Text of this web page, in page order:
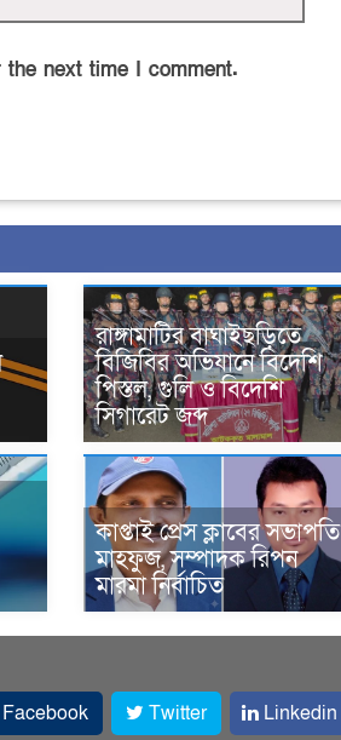
next time I comment.
রাঙ্গামাটির বাঘাইছড়িতে
বিজিবির অভিযানে বিদেশি
পিস্তল, গুলি ও বিদেশি
সিগারেট জব্দ
কাপ্তাই প্রেস ক্লাবের সভাপতি
মাহফুজ, সম্পাদক রিপন
মারমা নির্বাচিত
Twitter Linkedin